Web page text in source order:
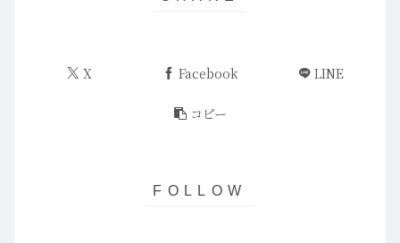
X Facebook LINE
コピー